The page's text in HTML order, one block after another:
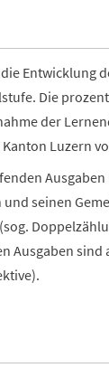
Entwicklung
Die
der
Luzern
seinen
Ausgaben